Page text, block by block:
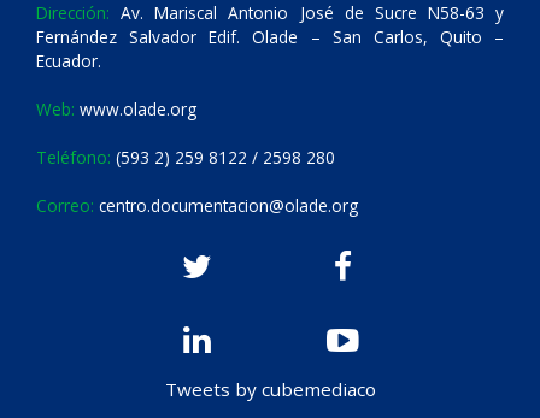
Dirección: Av. Mariscal Antonio José de Sucre N58-63 y
Fernández Salvador Edif. Olade – San Carlos, Quito –
Ecuador.
Web: www.olade.org
Teléfono: (593 2) 259 8122 / 2598 280
Correo: centro.documentacion@olade.org
Tweets by cubemediaco